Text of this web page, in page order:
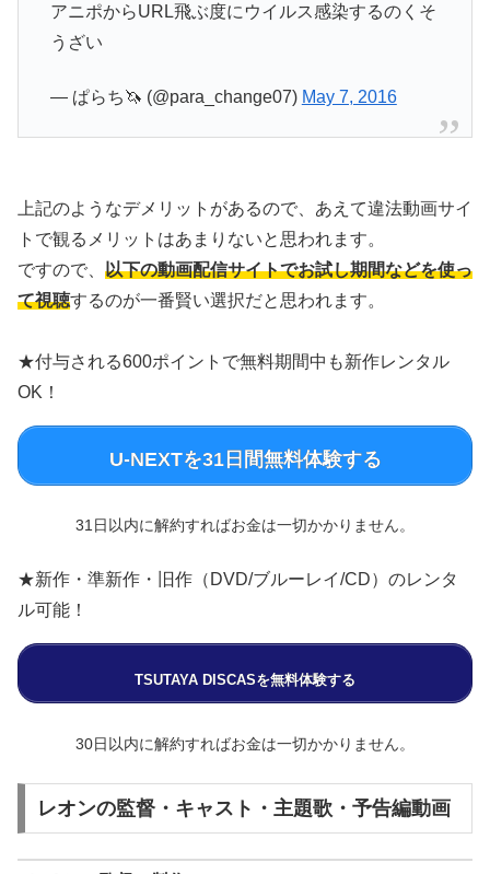
アニポからURL飛ぶ度にウイルス感染するのくそ
うざい
— ぱらち🦄 (@para_change07) May 7, 2016
上記のようなデメリットがあるので、あえて違法動画サイ
トで観るメリットはあまりないと思われます。
ですので、 以下の動画配信サイトでお試し期間などを使っ
て視聴するのが一番賢い選択だと思われます。
★付与される600ポイントで無料期間中も新作レンタル
OK！
U-NEXTを31日間無料体験する
31日以内に解約すればお金は一切かかりません。
★新作・準新作・旧作（DVD/ブルーレイ/CD）のレンタ
ル可能！
TSUTAYA DISCASを無料体験する
30日以内に解約すればお金は一切かかりません。
レオンの監督・キャスト・主題歌・予告編動画